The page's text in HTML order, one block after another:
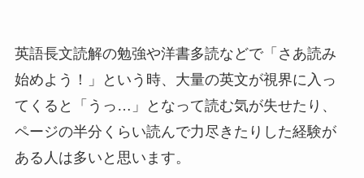
英語長文読解の勉強や洋書多読などで「さあ読み
始めよう！」という時、大量の英文が視界に入っ
てくると「うっ…」となって読む気が失せたり、
ページの半分くらい読んで力尽きたりした経験が
ある人は多いと思います。